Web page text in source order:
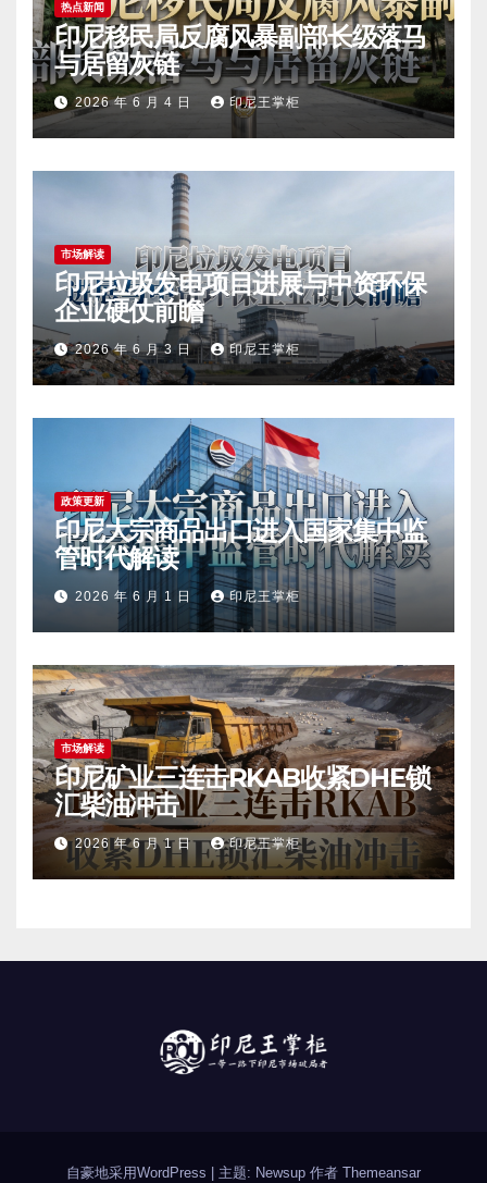
热点新闻
印尼移民局反腐风暴副部长级落马
与居留灰链
2026 年 6 月 4 日 印尼王掌柜
市场解读
印尼垃圾发电项目进展与中资环保
企业硬仗前瞻
2026 年 6 月 3 日 印尼王掌柜
政策更新
印尼大宗商品出口进入国家集中监
管时代解读
2026 年 6 月 1 日 印尼王掌柜
市场解读
印尼矿业三连击RKAB收紧DHE锁
汇柴油冲击
2026 年 6 月 1 日 印尼王掌柜
自豪地采用WordPress | 主题: Newsup 作者 Themeansar